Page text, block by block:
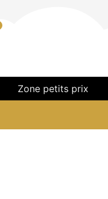
Zone petits prix